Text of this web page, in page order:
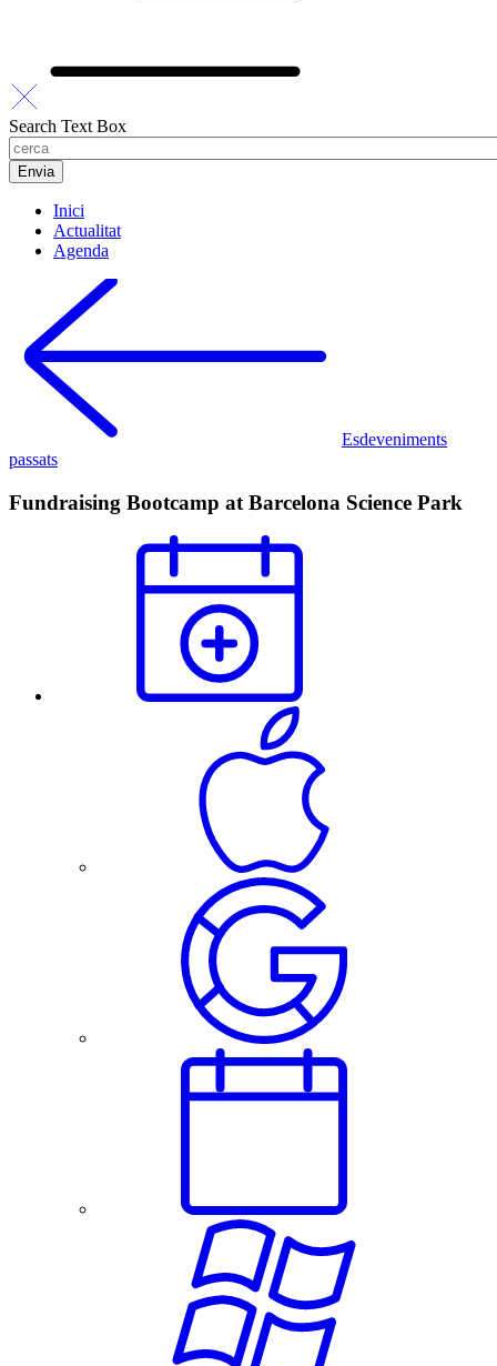
Search Text Box
Inici
Actualitat
Agenda
Esdeveniments
passats
Fundraising Bootcamp at Barcelona Science Park